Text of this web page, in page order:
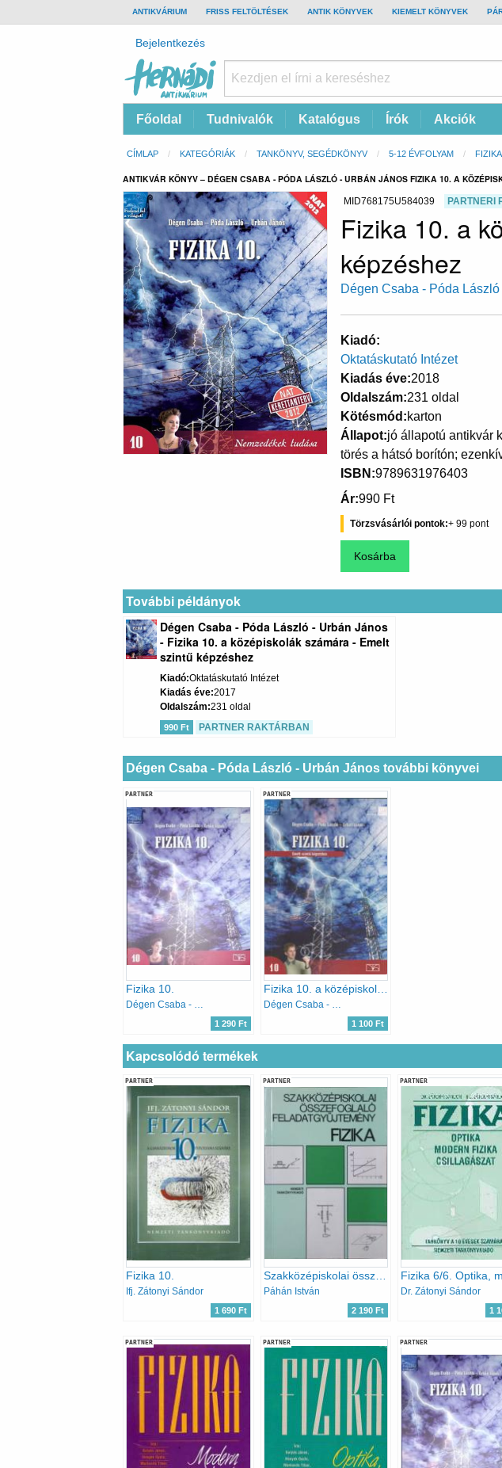
TOP
BAR
ANTIKVÁRIUM FRISS FELTÖLTÉSEK ANTIK KÖNYVEK KIEMELT KÖNYVEK
Felhasználói
fiók
menüje
Bejelentkezés
Antikvárium
Online
Fő
navigáció
Főoldal Tudnivalók Katalógus Írók Akciók
Morzsa
CÍMLAP KATEGÓRIÁK TANKÖNYV, SEGÉDKÖNYV 5-12 ÉVFOLYAM FIZIKA
ANTIKVÁR KÖNYV – DÉGEN CSABA - PÓDA LÁSZLÓ - URBÁN JÁNOS FIZIKA 10. A
MID768175U584039 PARTNERI
Fizika 10. a
képzéshez
Dégen Csaba - Póda
Kiadó
Oktatáskutató Intézet
Kiadás éve 2018
Oldalszám 231 oldal
Kötésmód karton
Állapot jó állapotú antikvár
törés a hátsó borítón;
ISBN 9789631976403
Ár 990 Ft
Törzsvásárlói pontok 99
További példányok
Dégen Csaba - Póda László - Urbán János
- Fizika 10. a középiskolák számára - Emelt
szintű képzéshez
Kiadó Oktatáskutató Intézet
Kiadás éve 2017
Oldalszám 231 oldal
990 Ft PARTNER RAKTÁRBAN
Dégen Csaba - Póda László - Urbán János további könyvei
PARTNER
Fizika 10.
Dégen Csaba - Póda László - Urbán János
1 290 Ft
PARTNER
Fizika 10. a középiskolák számára emelt szintű képzéshez - (NT-17235)
Dégen Csaba - Póda László - Urbán János
1 100 Ft
Kapcsolódó termékek
PARTNER
Fizika 10.
Ifj. Zátonyi Sándor
1 690 Ft
PARTNER
Szakközépiskolai összefoglaló feladatgyűjtemény. Fizika - 81308
Páhán István
2 190 Ft
PARTNER
Dr. Zátonyi Sándor
1
PARTNER PARTNER PARTNER